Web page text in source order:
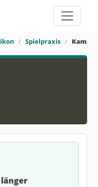
Spielpraxis
länger